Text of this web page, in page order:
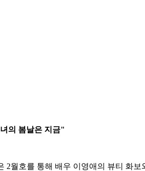
의 봄날은 지금"
2월호를 통해 배우 이영애의 뷰티 화보